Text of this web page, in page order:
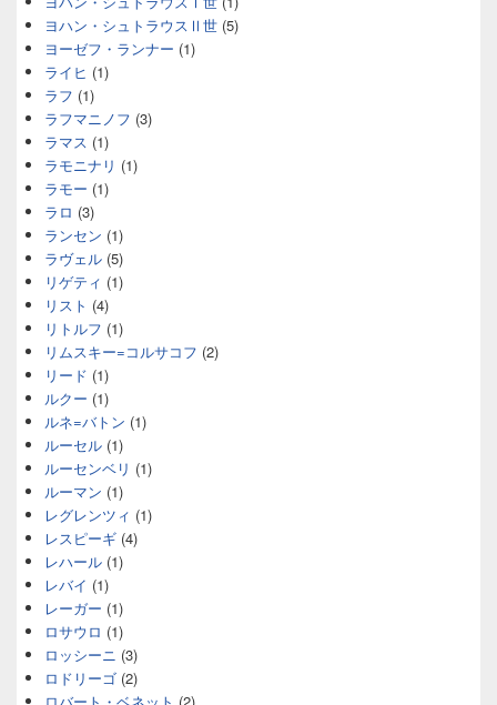
ヨハン・シュトラウスⅡ世 (5)
ヨーゼフ・ランナー (1)
ライヒ (1)
ラフ (1)
ラフマニノフ (3)
ラマス (1)
ラモニナリ (1)
ラモー (1)
ラロ (3)
ランセン (1)
ラヴェル (5)
リゲティ (1)
リスト (4)
リトルフ (1)
リムスキー=コルサコフ (2)
リード (1)
ルクー (1)
ルネ=バトン (1)
ルーセル (1)
ルーセンベリ (1)
ルーマン (1)
レグレンツィ (1)
レスピーギ (4)
レハール (1)
レバイ (1)
レーガー (1)
ロサウロ (1)
ロッシーニ (3)
ロドリーゴ (2)